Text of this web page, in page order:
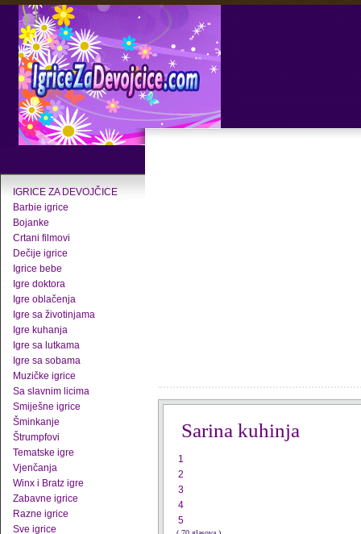
IGRICE ZA DEVOJČICE
Barbie igrice
Bojanke
Crtani filmovi
Dečije igrice
Igrice bebe
Igre doktora
Igre oblačenja
Igre sa životinjama
Igre kuhanja
Igre sa lutkama
Igre sa sobama
Muzičke igrice
Sa slavnim licima
Smiješne igrice
Šminkanje
Štrumpfovi
Tematske igre
Vjenčanja
Winx i Bratz igre
Zabavne igrice
Razne igrice
Sve igrice
Sarina kuhinja
1
2
3
4
5